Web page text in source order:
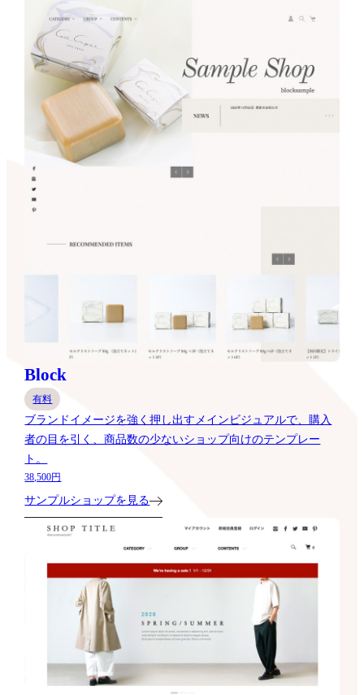
Block
有料
ブランドイメージを強く押し出すメインビジュアルで、購入
者の目を引く、商品数の少ないショップ向けのテンプレー
ト。
38,500円
サンプルショップを見る